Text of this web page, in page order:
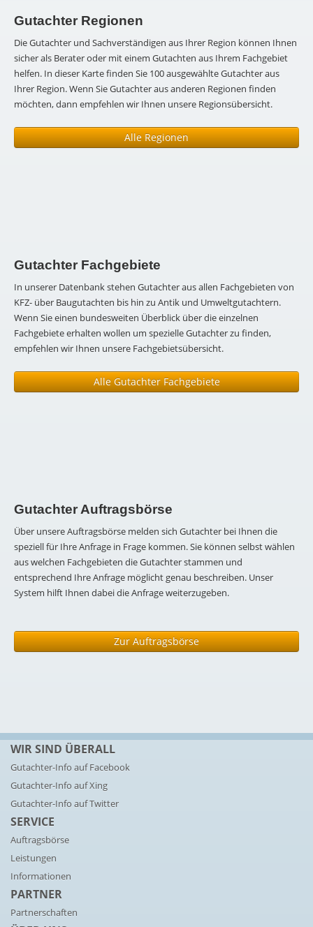
Gutachter Regionen
Die Gutachter und Sachverständigen aus Ihrer Region können Ihnen
sicher als Berater oder mit einem Gutachten aus Ihrem Fachgebiet
helfen. In dieser Karte finden Sie 100 ausgewählte Gutachter aus
Ihrer Region. Wenn Sie Gutachter aus anderen Regionen finden
möchten, dann empfehlen wir Ihnen unsere Regionsübersicht.
Alle Regionen
Gutachter Fachgebiete
In unserer Datenbank stehen Gutachter aus allen Fachgebieten von
KFZ- über Baugutachten bis hin zu Antik und Umweltgutachtern.
Wenn Sie einen bundesweiten Überblick über die einzelnen
Fachgebiete erhalten wollen um spezielle Gutachter zu finden,
empfehlen wir Ihnen unsere Fachgebietsübersicht.
Alle Gutachter Fachgebiete
Gutachter Auftragsbörse
Über unsere Auftragsbörse melden sich Gutachter bei Ihnen die
speziell für Ihre Anfrage in Frage kommen. Sie können selbst wählen
aus welchen Fachgebieten die Gutachter stammen und
entsprechend Ihre Anfrage möglicht genau beschreiben. Unser
System hilft Ihnen dabei die Anfrage weiterzugeben.
Zur Auftragsbörse
WIR SIND ÜBERALL
Gutachter-Info auf Facebook
Gutachter-Info auf Xing
Gutachter-Info auf Twitter
SERVICE
Auftragsbörse
Leistungen
Informationen
PARTNER
Partnerschaften